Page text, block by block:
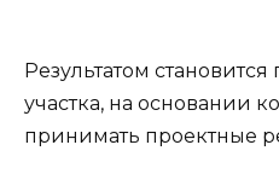
Результатом
участка, на основании
принимать проектные